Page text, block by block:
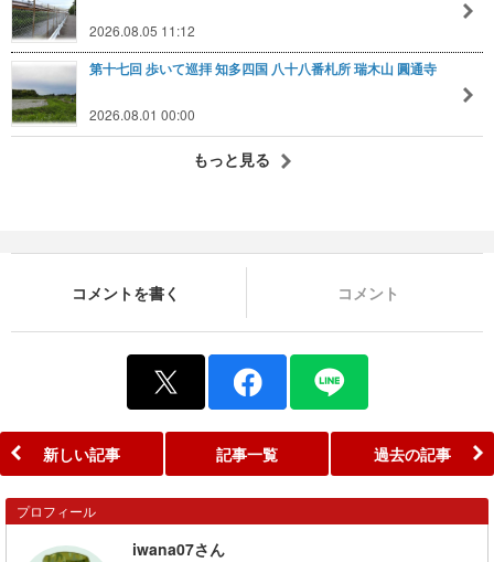
2026.08.05 11:12
第十七回 歩いて巡拝 知多四国 八十八番札所 瑞木山 圓通寺
2026.08.01 00:00
もっと見る
コメントを書く コメント
新しい記事 記事一覧 過去の記事
プロフィール
iwana07さん